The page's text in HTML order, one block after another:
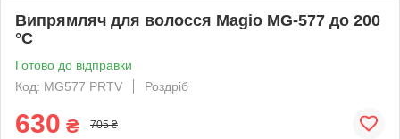
Випрямляч для волосся Magio MG-577 до 200
°С
Готово до відправки
Код: MG577 PRTV
Роздріб
630 ₴ 705 ₴